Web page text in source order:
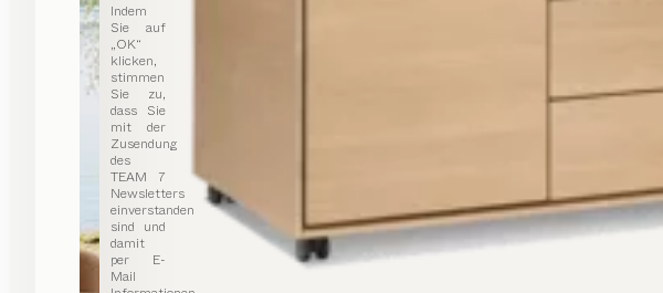
Indem
Sie auf
„OK“
klicken,
stimmen
Sie zu,
dass Sie
mit der
Zusendung
des
TEAM 7
Newsletters
einverstanden
sind und
damit
per E-
Mail